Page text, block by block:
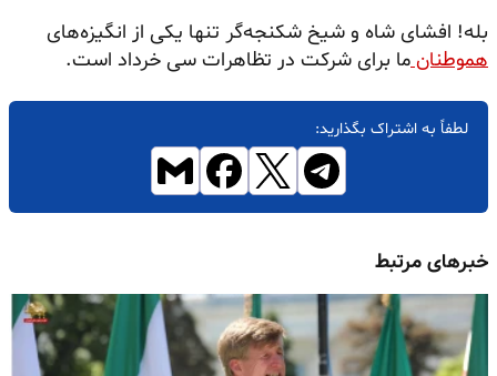
بله! افشای شاه و شیخ شکنجه‌گر تنها یکی از انگیزه‌های
هموطنانما برای شرکت در تظاهرات سی خرداد است.
لطفاً به اشتراک بگذارید:
خبرهای مرتبط